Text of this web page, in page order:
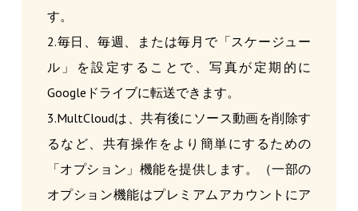
す。
2.毎日、毎週、または毎月で「スケージュー
ル」を設定することで、写真が定期的に
Googleドライブに転送できます。
3.MultCloudは、共有後にソース動画を削除す
るなど、共有操作をより簡単にするための
「オプション」機能を提供します。（一部の
オプション機能はプレミアムアカウントにア